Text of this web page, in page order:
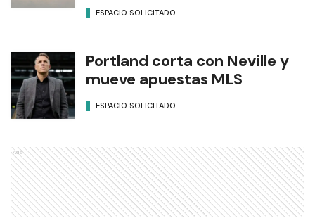
ESPACIO SOLICITADO
Portland corta con Neville y
mueve apuestas MLS
ESPACIO SOLICITADO
Ads